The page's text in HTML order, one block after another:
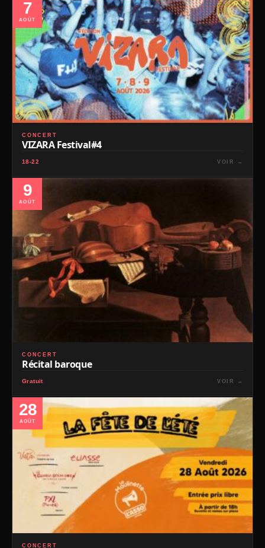
7
AOÛT
CONCERT
VIZARA Festival#4
18-22 VOIR →
9
AOÛT
CONCERT
Récital baroque
Gratuit VOIR →
28
AOÛT
CONCERT